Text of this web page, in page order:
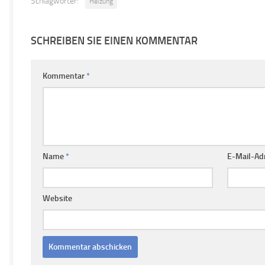
SCHREIBEN SIE EINEN KOMMENTAR
Kommentar *
Name * E-Mail-
Website